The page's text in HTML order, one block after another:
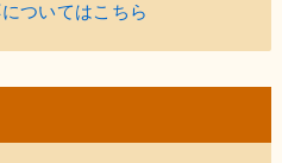
ついてはこちら